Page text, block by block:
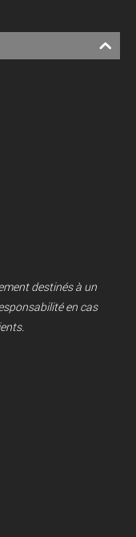
destinés à un
en cas